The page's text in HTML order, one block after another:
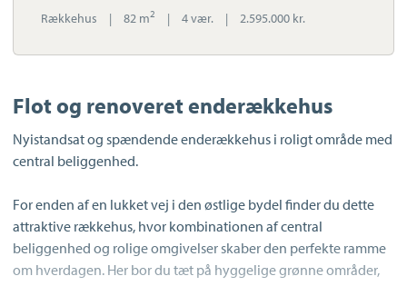
Rækkehus | 82 m2 | 4 vær. | 2.595.000 kr.
Flot og renoveret enderækkehus
Nyistandsat og spændende enderækkehus i roligt område med
central beliggenhed.
For enden af en lukket vej i den østlige bydel finder du dette
attraktive rækkehus, hvor kombinationen af central
beliggenhed og rolige omgivelser skaber den perfekte ramme
om hverdagen. Her bor du tæt på hyggelige grønne områder,